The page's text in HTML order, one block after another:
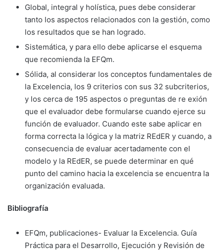
Global, integral y holística, pues debe considerar
tanto los aspectos relacionados con la gestión, como
los resultados que se han logrado.
Sistemática, y para ello debe aplicarse el esquema
que recomienda la EFQm.
Sólida, al considerar los conceptos fundamentales de
la Excelencia, los 9 criterios con sus 32 subcriterios,
y los cerca de 195 aspectos o preguntas de re exión
que el evaluador debe formularse cuando ejerce su
función de evaluador. Cuando este sabe aplicar en
forma correcta la lógica y la matriz REdER y cuando, a
consecuencia de evaluar acertadamente con el
modelo y la REdER, se puede determinar en qué
punto del camino hacia la excelencia se encuentra la
organización evaluada.
Bibliografía
EFQm, publicaciones- Evaluar la Excelencia. Guía
Práctica para el Desarrollo, Ejecución y Revisión de